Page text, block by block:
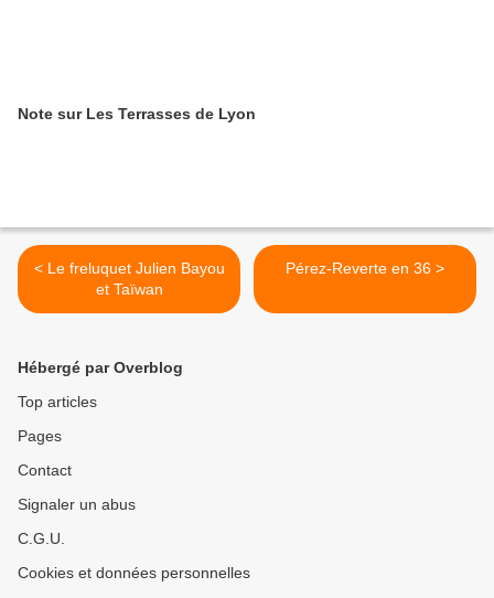
Note sur Les Terrasses de Lyon
< Le freluquet Julien Bayou
et Taïwan
Pérez-Reverte en 36 >
Hébergé par Overblog
Top articles
Pages
Contact
Signaler un abus
C.G.U.
Cookies et données personnelles